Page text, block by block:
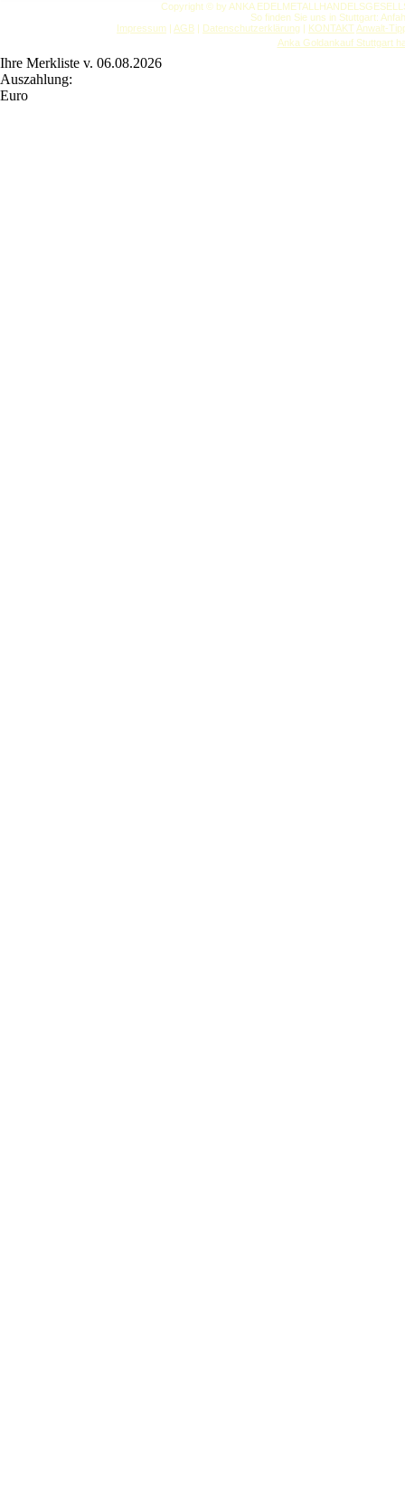
Copyright © by ANKA
So finden Sie uns in Stuttgart:
Impressum | AGB | Datenschutzerklärung | KONTAKT Anwalt-
Anka Goldankauf Stuttgart
Ihre Merkliste v. 06.08.2026
Auszahlung:
Euro